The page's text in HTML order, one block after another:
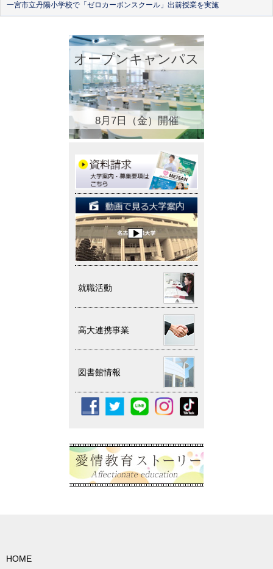
一宮市立丹陽小学校で「ゼロカーボンスクール」出前授業を実施
オープンキャンパス
8月7日（金）開催
就職活動
高大連携事業
図書館情報
HOME